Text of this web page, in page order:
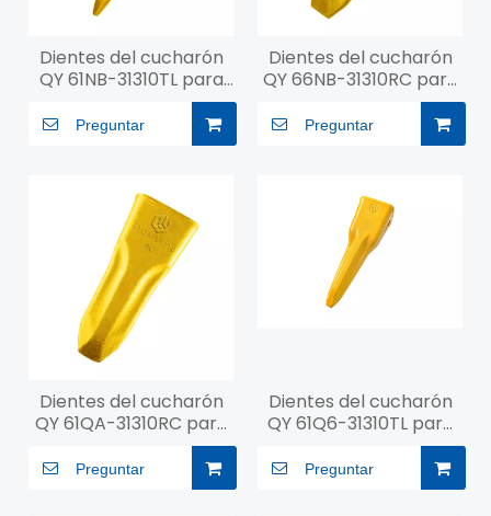
Dientes del cucharón
QY 61NB-31310TL para
Preguntar
Dientes del cucharón
QY 66NB-31310RC para
Preguntar
Dientes del cucharón
QY 61QA-31310RC para
Preguntar
Dientes del cucharón
QY 61Q6-31310TL para
Preguntar